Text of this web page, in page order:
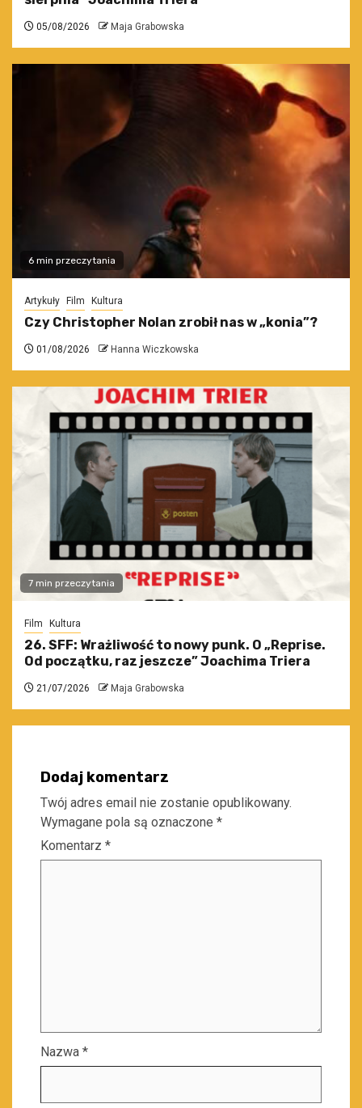
05/08/2026 Maja Grabowska
6 min przeczytania
Artykuły Film Kultura
Czy Christopher Nolan zrobił nas w „konia”?
01/08/2026 Hanna Wiczkowska
7 min przeczytania
Film Kultura
26. SFF: Wrażliwość to nowy punk. O „Reprise.
Od początku, raz jeszcze” Joachima Triera
21/07/2026 Maja Grabowska
Dodaj komentarz
Twój adres email nie zostanie opublikowany.
Wymagane pola są oznaczone *
Komentarz *
Nazwa *